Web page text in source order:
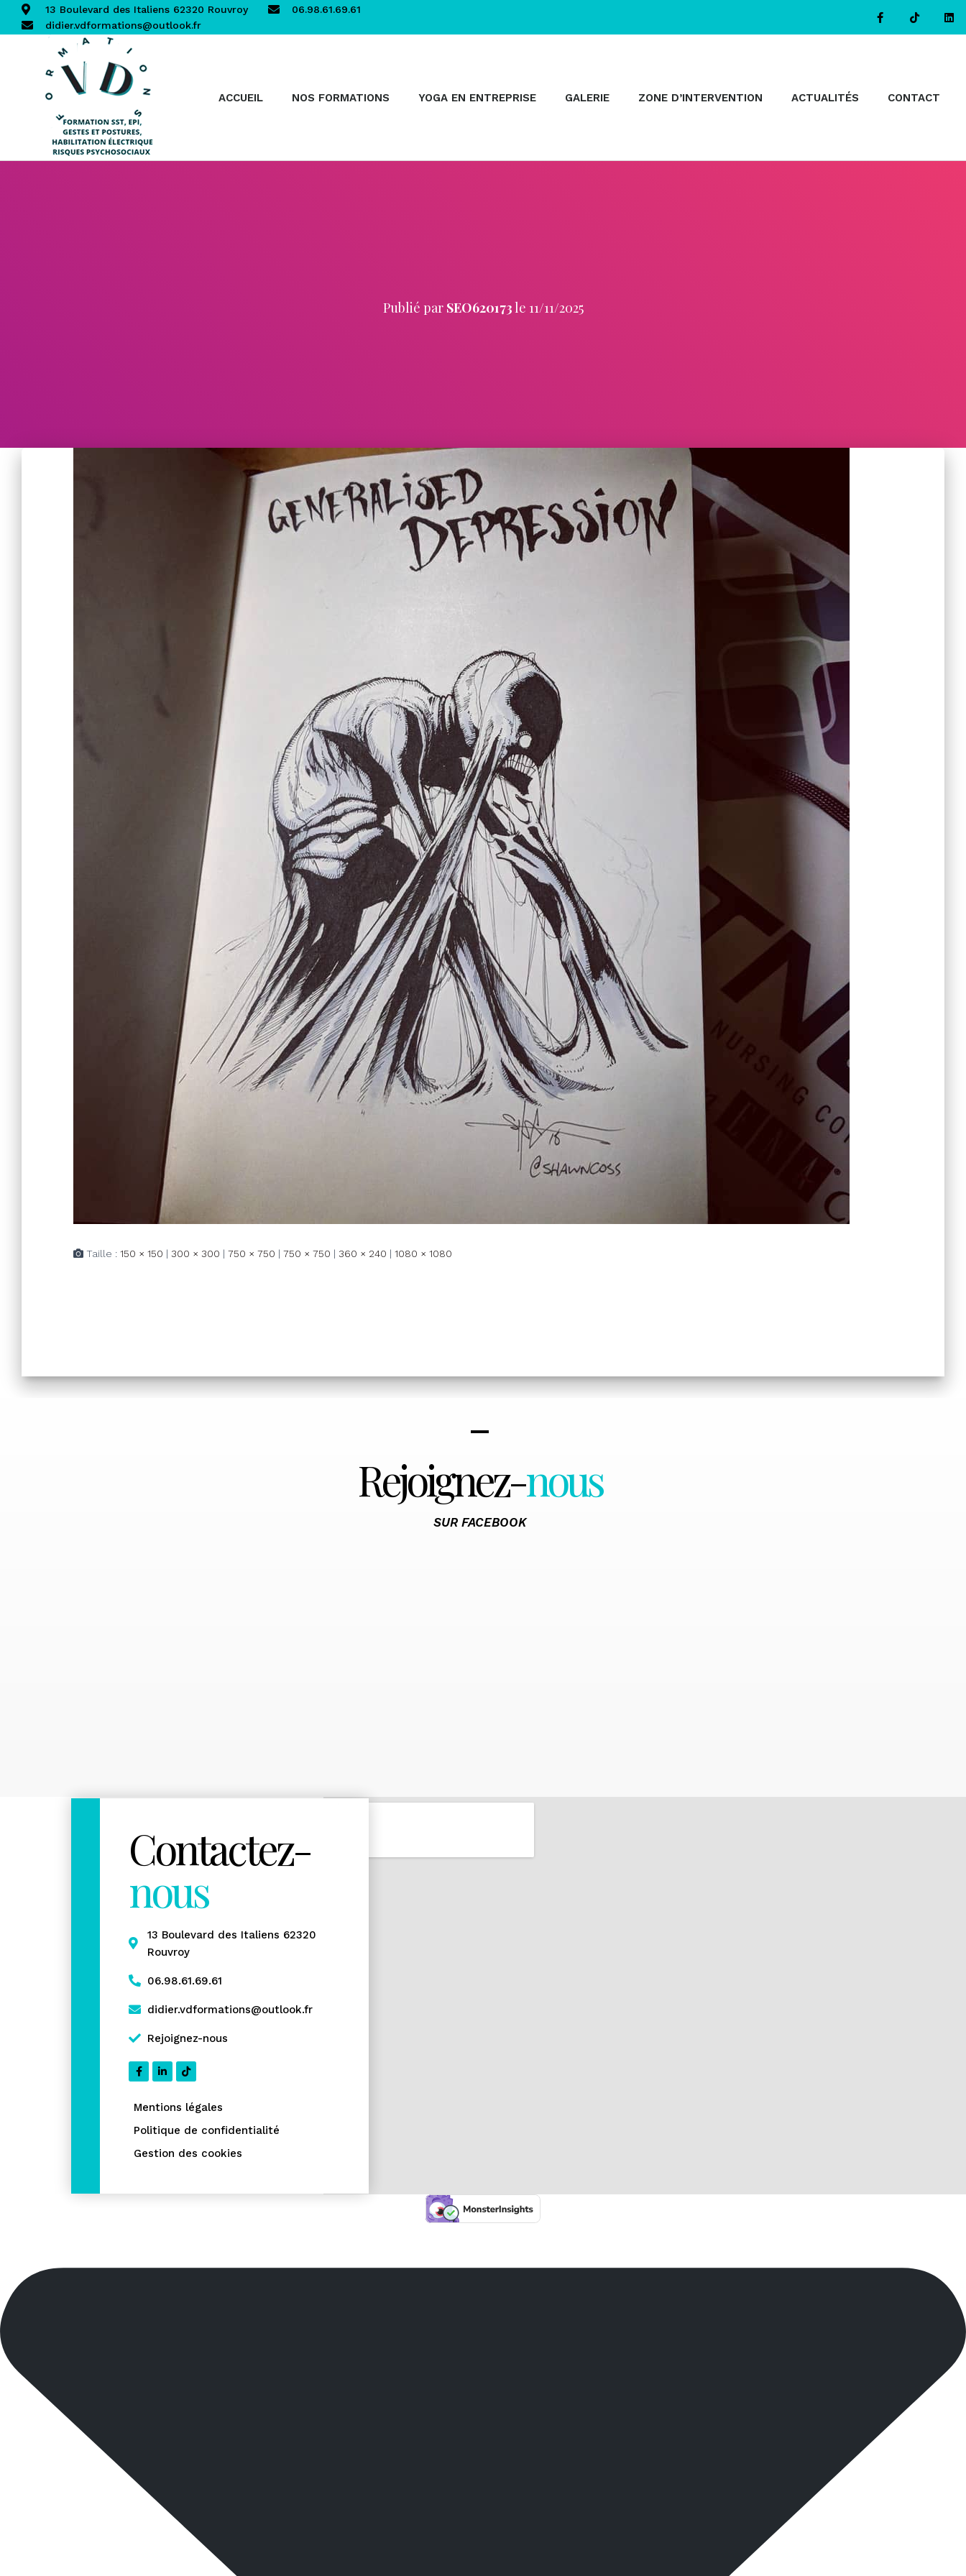
13 Boulevard des Italiens 62320 Rouvroy
06.98.61.69.61
didier.vdformations@outlook.fr
ACCUEIL NOS FORMATIONS YOGA EN ENTREPRISE GALERIE ZONE D’INTERVENTION ACTUALITÉS CONTACT
Publié par SEO620173le 11/11/2025
Taille : 150 × 150 | 300 × 300 | 750 × 750 | 750 × 750 | 360 × 240 | 1080 × 1080
Rejoignez-nous
SUR FACEBOOK
Contactez-
nous
13 Boulevard des Italiens 62320
Rouvroy
06.98.61.69.61
didier.vdformations@outlook.fr
Rejoignez-nous
Mentions légales
Politique de confidentialité
Gestion des cookies